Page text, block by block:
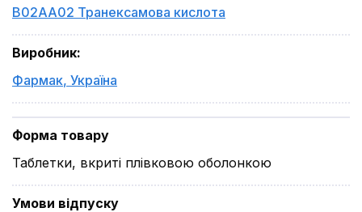
B02AA02 Транексамова кислота
Виробник:
Фармак, Україна
Форма товару
Таблетки, вкриті плівковою оболонкою
Умови відпуску